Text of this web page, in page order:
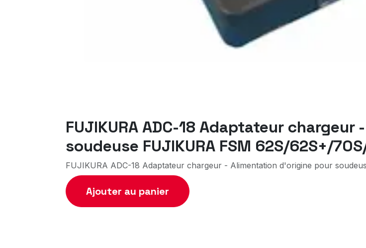
FUJIKURA ADC-18 Adaptateur
soudeuse FUJIKURA FSM 62S/62S+/
FUJIKURA ADC-18 Adaptateur chargeur - Alimentation d'origine pour
Ajouter au panier